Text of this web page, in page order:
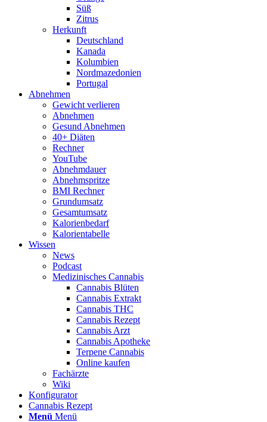
Süß
Zitrus
Herkunft
Deutschland
Kanada
Kolumbien
Nordmazedonien
Portugal
Abnehmen
Gewicht verlieren
Abnehmen
Gesund Abnehmen
40+ Diäten
Rechner
YouTube
Abnehmdauer
Abnehmspritze
BMI Rechner
Grundumsatz
Gesamtumsatz
Kalorienbedarf
Kalorientabelle
Wissen
News
Podcast
Medizinisches Cannabis
Cannabis Blüten
Cannabis Extrakt
Cannabis THC
Cannabis Rezept
Cannabis Arzt
Cannabis Apotheke
Terpene Cannabis
Online kaufen
Fachärzte
Wiki
Konfigurator
Cannabis Rezept
Menü Menü